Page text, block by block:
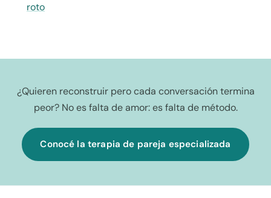
roto
¿Quieren reconstruir pero cada conversación termina
peor? No es falta de amor: es falta de método.
Conocé la terapia de pareja especializada